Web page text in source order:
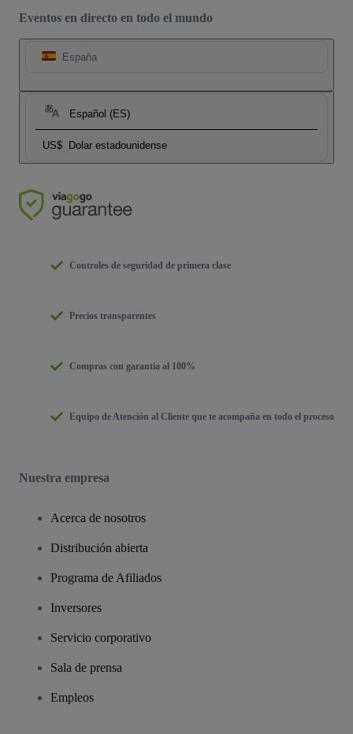
Eventos en directo en todo el mundo
España
Español (ES)
US$ Dolar estadounidense
Controles de seguridad de primera clase
Precios transparentes
Compras con garantía al 100%
Equipo de Atención al Cliente que te acompaña en todo el proceso
Nuestra empresa
Acerca de nosotros
Distribución abierta
Programa de Afiliados
Inversores
Servicio corporativo
Sala de prensa
Empleos